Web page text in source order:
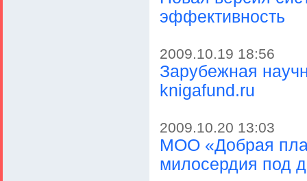
эффективность
2009.10.19 18:56
Зарубежная
knigafund.ru
2009.10.20 13:03
МОО «Добрая
милосердия под